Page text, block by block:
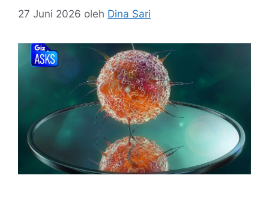
27 Juni 2026 oleh Dina Sari